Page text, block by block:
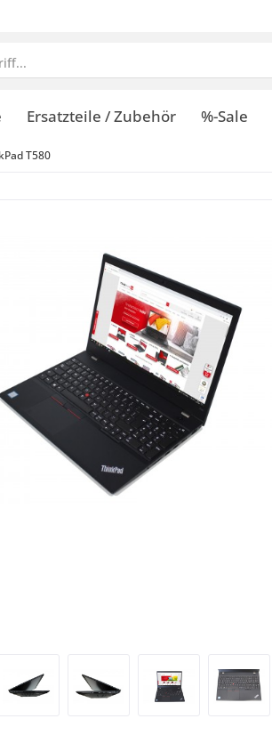
Ersatzteile / Zubehör %-Sale
T580